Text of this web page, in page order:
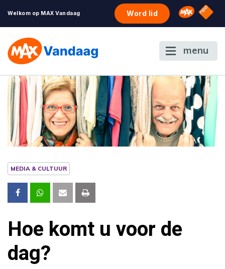
Welkom op MAX Vandaag Word lid Omroep
NPO
menu
MEDIA & CULTUUR
Hoe komt u voor de
dag?